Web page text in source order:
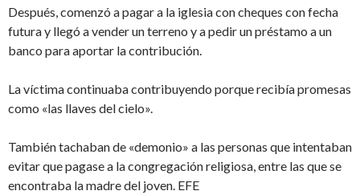
Después, comenzó a pagar a la iglesia con cheques con fecha
futura y llegó a vender un terreno y a pedir un préstamo a un
banco para aportar la contribución.
La víctima continuaba contribuyendo porque recibía promesas
como «las llaves del cielo».
También tachaban de «demonio» a las personas que intentaban
evitar que pagase a la congregación religiosa, entre las que se
encontraba la madre del joven. EFE